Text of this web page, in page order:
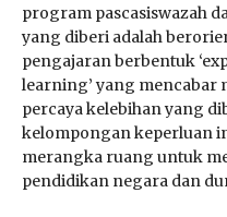
program pascasiswazah
yang diberi adalah
pengajaran berbentuk
learning’ yang mencabar
percaya kelebihan yang
kelompongan keperluan
merangka ruang untuk
pendidikan negara dan